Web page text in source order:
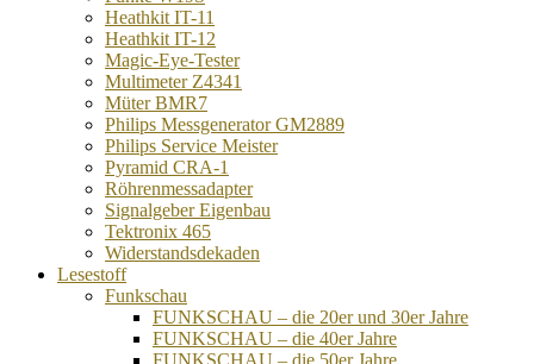
Heathkit IT-11
Heathkit IT-12
Magic-Eye-Tester
Multimeter Z4341
Müter BMR7
Philips Messgenerator GM2889
Philips Service Meister
Pyramid CRA-1
Röhrenmessadapter
Signalgeber Eigenbau
Tektronix 465
Widerstandsdekaden
Lesestoff
Funkschau
FUNKSCHAU – die 20er und 30er Jahre
FUNKSCHAU – die 40er Jahre
FUNKSCHAU – die 50er Jahre